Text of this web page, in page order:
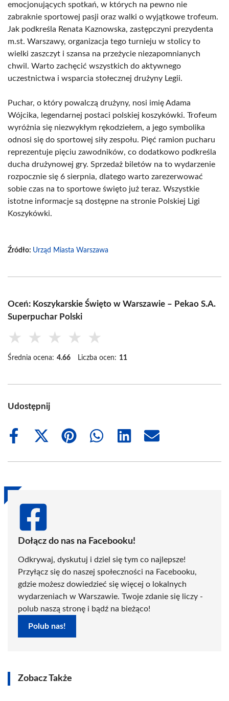
emocjonujących spotkań, w których na pewno nie
zabraknie sportowej pasji oraz walki o wyjątkowe trofeum.
Jak podkreśla Renata Kaznowska, zastępczyni prezydenta
m.st. Warszawy, organizacja tego turnieju w stolicy to
wielki zaszczyt i szansa na przeżycie niezapomnianych
chwil. Warto zachęcić wszystkich do aktywnego
uczestnictwa i wsparcia stołecznej drużyny Legii.
Puchar, o który powalczą drużyny, nosi imię Adama
Wójcika, legendarnej postaci polskiej koszykówki. Trofeum
wyróżnia się niezwykłym rękodziełem, a jego symbolika
odnosi się do sportowej siły zespołu. Pięć ramion pucharu
reprezentuje pięciu zawodników, co dodatkowo podkreśla
ducha drużynowej gry. Sprzedaż biletów na to wydarzenie
rozpocznie się 6 sierpnia, dlatego warto zarezerwować
sobie czas na to sportowe święto już teraz. Wszystkie
istotne informacje są dostępne na stronie Polskiej Ligi
Koszykówki.
Źródło: Urząd Miasta Warszawa
Oceń: Koszykarskie Święto w Warszawie – Pekao S.A.
Superpuchar Polski
★ ★ ★ ★ ★
Średnia ocena: 4.66 Liczba ocen: 11
Udostępnij
Share
Share
(Twitter)
Share
Share
Share
Share
Dołącz do nas na Facebooku!
Odkrywaj, dyskutuj i dziel się tym co najlepsze!
Przyłącz się do naszej społeczności na Facebooku,
gdzie możesz dowiedzieć się więcej o lokalnych
wydarzeniach w Warszawie. Twoje zdanie się liczy -
polub naszą stronę i bądź na bieżąco!
Polub nas!
Zobacz Także